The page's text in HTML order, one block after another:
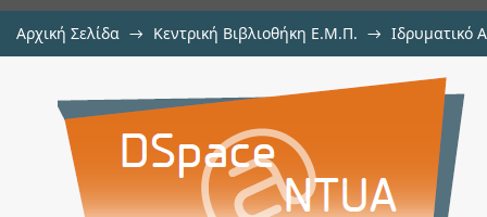
Αρχική Σελίδα → Κεντρική Βιβλιοθήκη Ε.Μ.Π. → Ιδρυματικό
Σχεδιασμός Ενεργειακά